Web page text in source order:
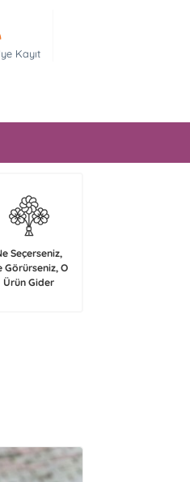
Kayıt
Seçerseniz,
Görürseniz, O
Ürün Gider